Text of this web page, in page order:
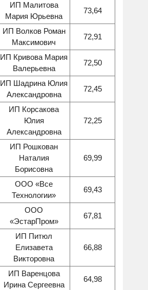
ИП Малитова
Мария Юрьевна
73,64
ИП Волков Роман
Максимович
72,91
ИП Кривова Мария
Валерьевна
72,50
ИП Шадрина Юлия
Александровна
72,45
ИП Корсакова
Юлия
Александровна
72,25
ИП Рошкован
Наталия
Борисовна
69,99
ООО «Все
Технологии»
69,43
ООО
«ЭстарПром»
67,81
ИП Питюл
Елизавета
Викторовна
66,88
ИП Варенцова
Ирина Сергеевна
64,98